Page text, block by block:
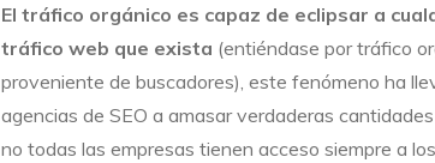
El tráfico orgánico es capaz de eclipsar a
tráfico web que exista (entiéndase por tráfico
proveniente de buscadores), este fenómeno ha
agencias de SEO a amasar verdaderas
no todas las empresas tienen acceso siempre a